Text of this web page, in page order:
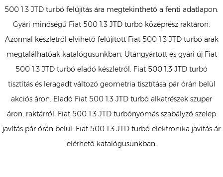
500 1.3 JTD turbó felújítás ára megtekinthető a fenti adatlapon.
Gyári minőségű Fiat 500 1.3 JTD turbó középrész raktáron.
Azonnal készletről elvihető felújított Fiat 500 1.3 JTD turbó árak
megtalálhatóak katalógusunkban. Utángyártott és gyári új Fiat
500 1.3 JTD turbó eladó készletről. Fiat 500 1.3 JTD turbó
tisztítás és leragadt változó geometria tisztítása pár órán belül
akciós áron. Eladó Fiat 500 1.3 JTD turbó alkatrészek szuper
áron, raktárról. Fiat 500 1.3 JTD turbónyomás szabályzó szelep
javítás pár órán belül. Fiat 500 1.3 JTD turbó elektronika javítás ár
elérhető katalógusunkban.